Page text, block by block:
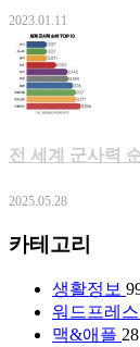
2023.01.11
전 세계 군사력
2025.05.28
카테고리
생활정보
워드프레스
맥&애플 28